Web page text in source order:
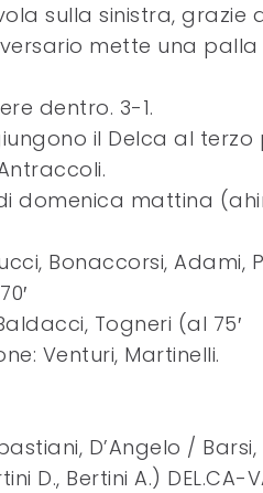
sulla sinistra,
mette una
dentro. 3-1.
il Delca al
domenica mattina
Bonaccorsi, Adami,
Togneri (al 75′
Venturi, Martinelli.
D’Angelo /
D., Bertini A.) DEL.CA-